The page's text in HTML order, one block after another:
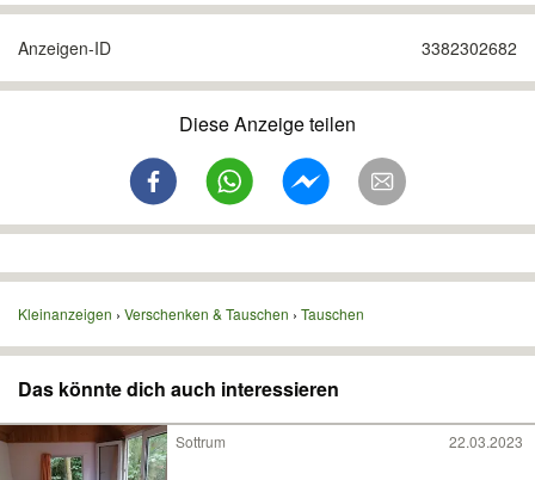
Anzeigen-ID 3382302682
Diese Anzeige teilen
Kleinanzeigen Verschenken & Tauschen Tauschen
Das könnte dich auch interessieren
Sottrum 22.03.2023